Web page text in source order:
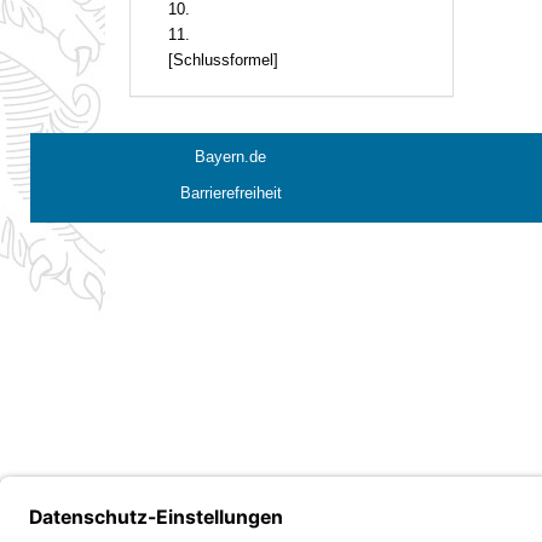
10.
11.
[Schlussformel]
Bayern.de
Barrierefreiheit